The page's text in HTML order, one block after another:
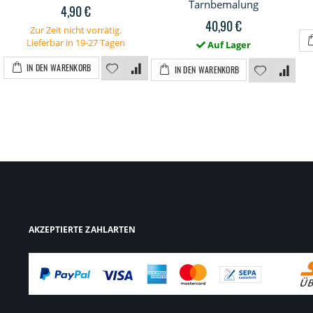
4,90 €
Zur Zeit nicht vorrätig.
Lieferbar in 19-27 Tagen
IN DEN WARENKORB
Tarnbemalung
40,90 €
Auf Lager
IN DEN WARENKORB
AKZEPTIERTE ZAHLARTEN